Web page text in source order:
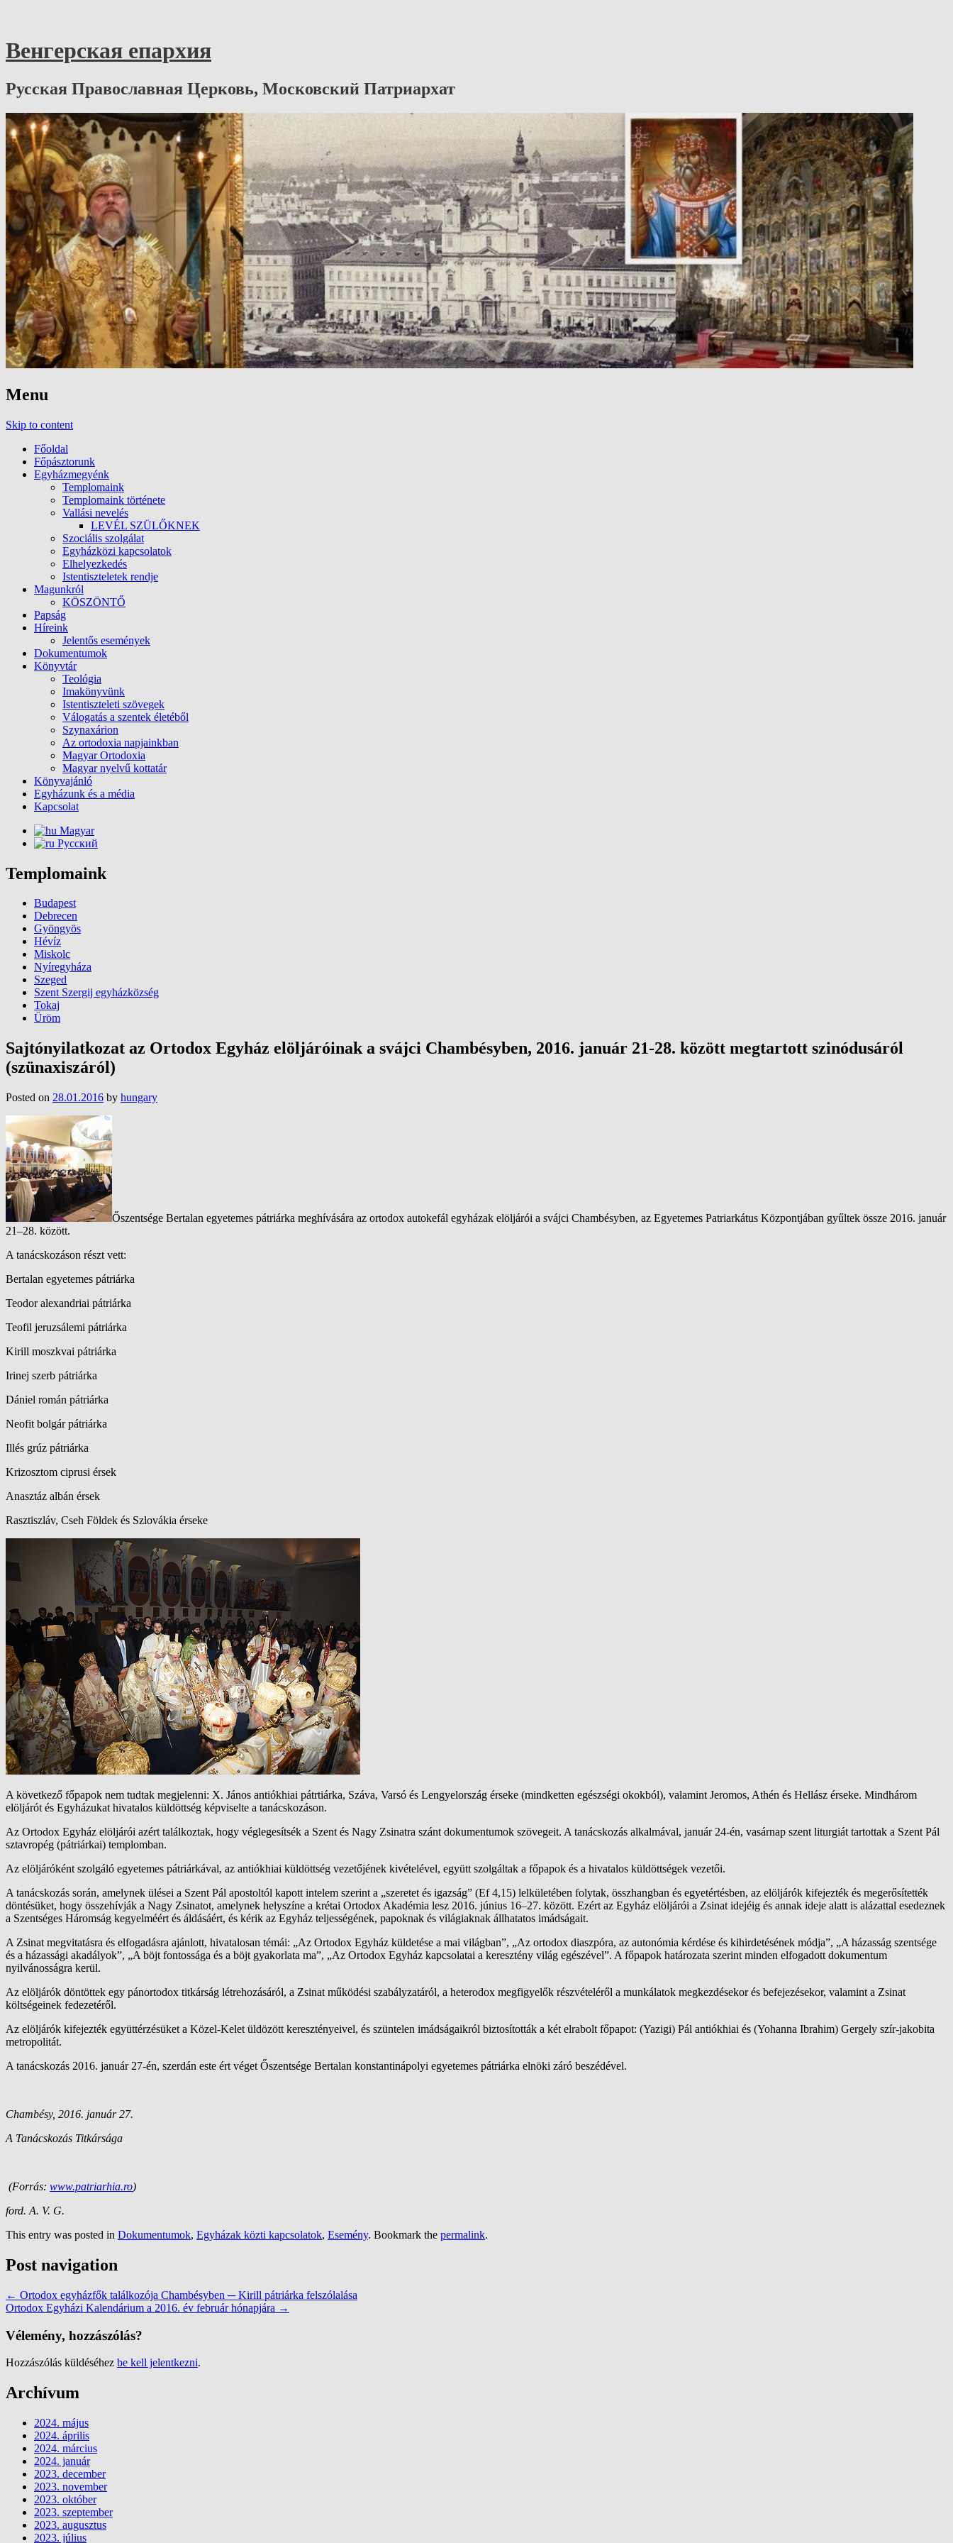
Венгерская епархия
Русская Православная Церковь, Московский Патриархат
Menu
Skip to content
Főoldal
Főpásztorunk
Egyházmegyénk
Templomaink
Templomaink története
Vallási nevelés
LEVÉL SZÜLŐKNEK
Szociális szolgálat
Egyházközi kapcsolatok
Elhelyezkedés
Istentiszteletek rendje
Magunkról
KÖSZÖNTŐ
Papság
Híreink
Jelentős események
Dokumentumok
Könyvtár
Teológia
Imakönyvünk
Istentiszteleti szövegek
Válogatás a szentek életéből
Szynaxárion
Az ortodoxia napjainkban
Magyar Ortodoxia
Magyar nyelvű kottatár
Könyvajánló
Egyházunk és a média
Kapcsolat
Magyar
Русский
Templomaink
Budapest
Debrecen
Gyöngyös
Hévíz
Miskolc
Nyíregyháza
Szeged
Szent Szergij egyházközség
Tokaj
Üröm
Sajtónyilatkozat az Ortodox Egyház elöljáróinak a svájci Chambésyben, 2016. január 21-28. között megtartott szinódusáról
(szünaxiszáról)
Posted on 28.01.2016 by hungary
Őszentsége Bertalan egyetemes pátriárka meghívására az ortodox autokefál egyházak elöljárói a svájci Chambésyben, az Egyetemes Patriarkátus Központjában gyűltek össze 2016. január
21–28. között.
A tanácskozáson részt vett:
Bertalan egyetemes pátriárka
Teodor alexandriai pátriárka
Teofil jeruzsálemi pátriárka
Kirill moszkvai pátriárka
Irinej szerb pátriárka
Dániel román pátriárka
Neofit bolgár pátriárka
Illés grúz pátriárka
Krizosztom ciprusi érsek
Anasztáz albán érsek
Rasztiszláv, Cseh Földek és Szlovákia érseke
A következő főpapok nem tudtak megjelenni: X. János antiókhiai pátrtiárka, Száva, Varsó és Lengyelország érseke (mindketten egészségi okokból), valamint Jeromos, Athén és Hellász érseke. Mindhárom
elöljárót és Egyházukat hivatalos küldöttség képviselte a tanácskozáson.
Az Ortodox Egyház elöljárói azért találkoztak, hogy véglegesítsék a Szent és Nagy Zsinatra szánt dokumentumok szövegeit. A tanácskozás alkalmával, január 24-én, vasárnap szent liturgiát tartottak a Szent Pál
sztavropég (pátriárkai) templomban.
Az elöljáróként szolgáló egyetemes pátriárkával, az antiókhiai küldöttség vezetőjének kivételével, együtt szolgáltak a főpapok és a hivatalos küldöttségek vezetői.
A tanácskozás során, amelynek ülései a Szent Pál apostoltól kapott intelem szerint a „szeretet és igazság” (Ef 4,15) lelkületében folytak, összhangban és egyetértésben, az elöljárók kifejezték és megerősítették
döntésüket, hogy összehívják a Nagy Zsinatot, amelynek helyszíne a krétai Ortodox Akadémia lesz 2016. június 16–27. között. Ezért az Egyház elöljárói a Zsinat idejéig és annak ideje alatt is alázattal esedeznek
a Szentséges Háromság kegyelméért és áldásáért, és kérik az Egyház teljességének, papoknak és világiaknak állhatatos imádságait.
A Zsinat megvitatásra és elfogadásra ajánlott, hivatalosan témái: „Az Ortodox Egyház küldetése a mai világban”, „Az ortodox diaszpóra, az autonómia kérdése és kihirdetésének módja”, „A házasság szentsége
és a házassági akadályok”, „A böjt fontossága és a böjt gyakorlata ma”, „Az Ortodox Egyház kapcsolatai a keresztény világ egészével”. A főpapok határozata szerint minden elfogadott dokumentum
nyilvánosságra kerül.
Az elöljárók döntöttek egy pánortodox titkárság létrehozásáról, a Zsinat működési szabályzatáról, a heterodox megfigyelők részvételéről a munkálatok megkezdésekor és befejezésekor, valamint a Zsinat
költségeinek fedezetéről.
Az elöljárók kifejezték együttérzésüket a Közel-Kelet üldözött keresztényeivel, és szüntelen imádságaikról biztosították a két elrabolt főpapot: (Yazigi) Pál antiókhiai és (Yohanna Ibrahim) Gergely szír-jakobita
metropolitát.
A tanácskozás 2016. január 27-én, szerdán este ért véget Őszentsége Bertalan konstantinápolyi egyetemes pátriárka elnöki záró beszédével.
Chambésy, 2016. január 27.
A Tanácskozás Titkársága
(Forrás: www.patriarhia.ro)
ford. A. V. G.
This entry was posted in Dokumentumok, Egyházak közti kapcsolatok, Esemény. Bookmark the permalink.
Post navigation
← Ortodox egyházfők találkozója Chambésyben ─ Kirill pátriárka felszólalása
Ortodox Egyházi Kalendárium a 2016. év február hónapjára →
Vélemény, hozzászólás?
Hozzászólás küldéséhez be kell jelentkezni.
Archívum
2024. május
2024. április
2024. március
2024. január
2023. december
2023. november
2023. október
2023. szeptember
2023. augusztus
2023. július